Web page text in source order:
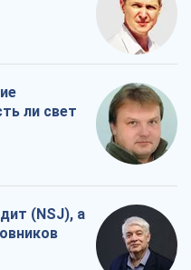
ли свет
(NSJ), а